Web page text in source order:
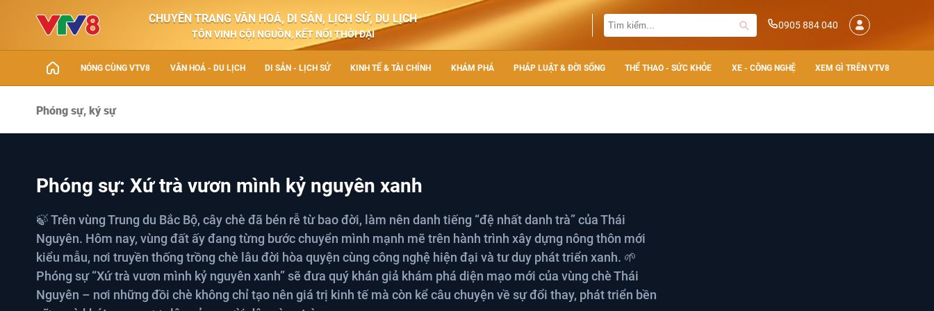
CHUYÊN TRANG VĂN HOÁ, DI SẢN, LỊCH SỬ, DU LỊCH
TÔN VINH CỘI NGUỒN, KẾT NỐI THỜI ĐẠI
0905 884 040
NÓNG CÙNG VTV8 VĂN HOÁ - DU LỊCH DI SẢN - LỊCH SỬ KINH TẾ & TÀI CHÍNH KHÁM PHÁ PHÁP LUẬT & ĐỜI SỐNG THỂ THAO - SỨC KHỎE XE - CÔNG NGHỆ XEM GÌ TRÊN VTV8
Phóng sự, ký sự
Phóng sự: Xứ trà vươn mình kỷ nguyên xanh
🍃 Trên vùng Trung du Bắc Bộ, cây chè đã bén rễ từ bao đời, làm nên danh tiếng “đệ nhất danh trà” của Thái
Nguyên. Hôm nay, vùng đất ấy đang từng bước chuyển mình mạnh mẽ trên hành trình xây dựng nông thôn mới
kiểu mẫu, nơi truyền thống trồng chè lâu đời hòa quyện cùng công nghệ hiện đại và tư duy phát triển xanh. 🌱
Phóng sự “Xứ trà vươn mình kỷ nguyên xanh” sẽ đưa quý khán giả khám phá diện mạo mới của vùng chè Thái
Nguyên – nơi những đồi chè không chỉ tạo nên giá trị kinh tế mà còn kể câu chuyện về sự đổi thay, phát triển bền